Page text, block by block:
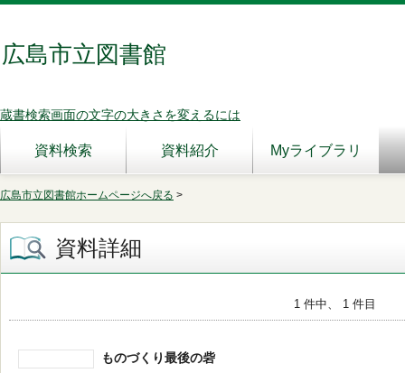
広島市立図書館
蔵書検索画面の文字の大きさを変えるには
資料検索 資料紹介 Myライブラリ
広島市立図書館ホームページへ戻る >
資料詳細
1 件中、 1 件目
ものづくり最後の砦